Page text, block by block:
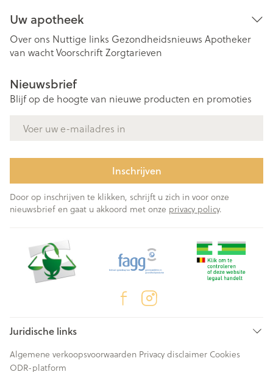
Uw apotheek
Over ons Nuttige links Gezondheidsnieuws Apotheker
van wachtVoorschriftZorgtarieven
Nieuwsbrief
Blijf op de hoogte van nieuwe producten en promoties
Inschrijven
Door op inschrijven te klikken, schrijft u zich in voor onze
nieuwsbrief en gaat u akkoord met onze privacy policy.
Juridische links
Algemene verkoopsvoorwaarden Privacy disclaimer Cookies
ODR-platform